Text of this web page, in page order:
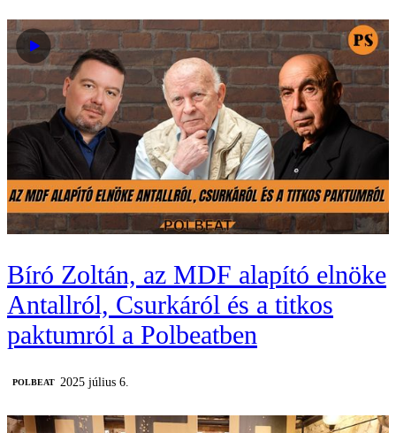
Bíró Zoltán, az MDF alapító elnöke
Antallról, Csurkáról és a titkos
paktumról a Polbeatben
‎POLBEAT 2025 július 6.